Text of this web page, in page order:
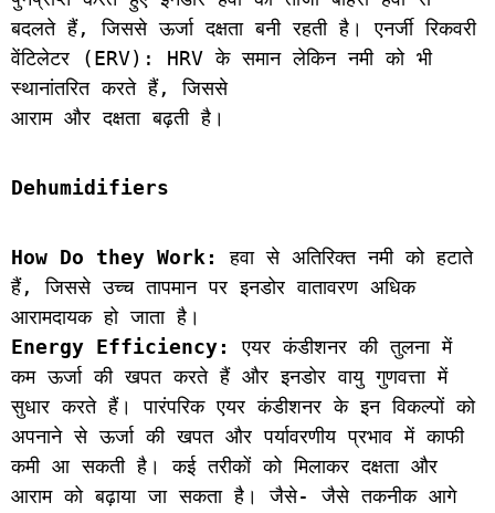
बदलते हैं, जिससे ऊर्जा दक्षता बनी रहती है। एनर्जी रिकवरी
वेंटिलेटर (ERV): HRV के समान लेकिन नमी को भी
स्थानांतरित करते हैं, जिससे
आराम और दक्षता बढ़ती है।
Dehumidifiers
How Do they Work:
हवा से अतिरिक्त नमी को हटाते
हैं, जिससे उच्च तापमान पर इनडोर वातावरण अधिक
आरामदायक हो जाता है।
Energy Efficiency:
एयर कंडीशनर की तुलना में
कम ऊर्जा की खपत करते हैं और इनडोर वायु गुणवत्ता में
सुधार करते हैं। पारंपरिक एयर कंडीशनर के इन विकल्पों को
अपनाने से ऊर्जा की खपत और पर्यावरणीय प्रभाव में काफी
कमी आ सकती है। कई तरीकों को मिलाकर दक्षता और
आराम को बढ़ाया जा सकता है। जैसे- जैसे तकनीक आगे